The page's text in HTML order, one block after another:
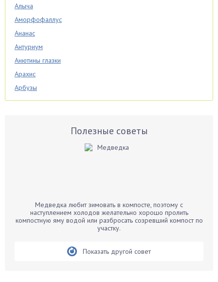
Алыча
Аморфофаллус
Ананас
Антуриум
Анютины глазки
Арахис
Арбузы
Аспарагус
Бархатцы
Бегония
Полезные советы
Медведка любит зимовать в компосте, поэтому с
наступлением холодов желательно хорошо пролить
компостную яму водой или разбросать созревший компост по
участку.
Показать другой совет